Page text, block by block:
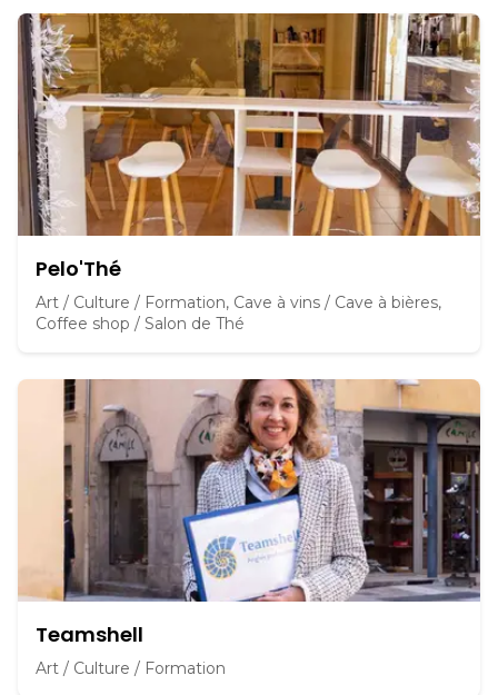
Pelo'Thé
Art / Culture / Formation, Cave à vins / Cave à bières,
Coffee shop / Salon de Thé
Teamshell
Art / Culture / Formation